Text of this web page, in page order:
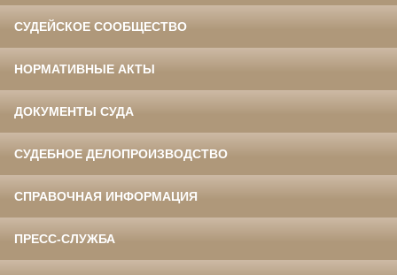
СУДЕЙСКОЕ СООБЩЕСТВО
НОРМАТИВНЫЕ АКТЫ
ДОКУМЕНТЫ СУДА
СУДЕБНОЕ ДЕЛОПРОИЗВОДСТВО
СПРАВОЧНАЯ ИНФОРМАЦИЯ
ПРЕСС-СЛУЖБА